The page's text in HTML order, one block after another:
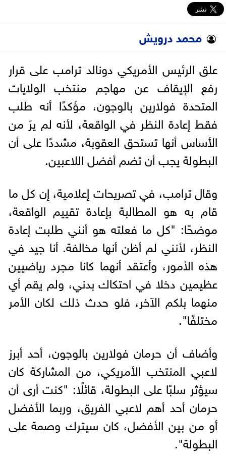
محمد درويش
علق الرئيس الأمريكي دونالد ترامب على قرار
رفع الإيقاف عن مهاجم منتخب الولايات
المتحدة فولارين بالوجون، مؤكدًا أنه طلب
فقط إعادة النظر في الواقعة، لأنه لم يرَ من
الأساس أنها تستحق العقوبة، مشددًا على أن
البطولة يجب أن تضم أفضل اللاعبين.
وقال ترامب، في تصريحات إعلامية، إن كل ما
قام به هو المطالبة بإعادة تقييم الواقعة،
موضحًا: "كل ما فعلته هو أنني طلبت إعادة
النظر، لأنني لم أظن أنها مخالفة. أنا جيد في
هذه الأمور، وأعتقد أنهما كانا مجرد رياضيين
عظيمين دخلا في احتكاك بدني، ولم يقم أي
منهما بلكم الآخر، فلو حدث ذلك لكان الأمر
مختلفًا".
وأضاف أن حرمان فولارين بالوجون، أحد أبرز
لاعبي المنتخب الأمريكي، من المشاركة كان
سيؤثر سلبًا على البطولة، قائلًا: "كنت أرى أن
حرمان أحد أهم لاعبي الفريق، وربما الأفضل
أو من بين الأفضل، كان سيترك وصمة على
البطولة".